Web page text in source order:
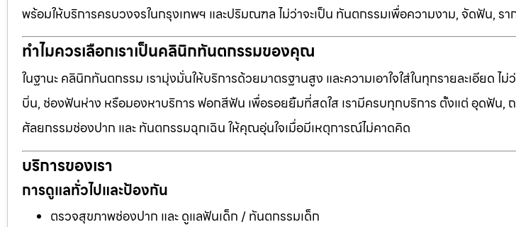
พร้อมให้บริการครบวงจรในกรุงเทพฯ และปริมณฑล ไม่ว่าจะเป็น ทันตกรรมเพื่อความงาม, จัดฟัน, ร
ทำไมควรเลือกเราเป็นคลินิกทันตกรรมของคุณ
ในฐานะ คลินิกทันตกรรม เรามุ่งมั่นให้บริการด้วยมาตรฐานสูง และความเอาใจใส่ในทุกรายละเอียด
บิ่น, ช่องฟันห่าง หรือมองหาบริการ ฟอกสีฟัน เพื่อรอยยิ้มที่สดใส เรามีครบทุกบริการ ตั้งแต่ อุดฟัน,
ศัลยกรรมช่องปาก และ ทันตกรรมฉุกเฉิน ให้คุณอุ่นใจเมื่อมีเหตุการณ์ไม่คาดคิด
บริการของเรา
การดูแลทั่วไปและป้องกัน
ตรวจสุขภาพช่องปาก และ ดูแลฟันเด็ก / ทันตกรรมเด็ก